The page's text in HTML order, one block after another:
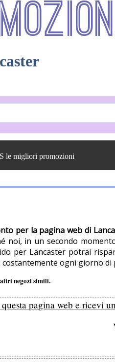
per la pagina web di
noi, in un secondo
per Lancaster potrai
costantemente ogni giorno di
le migliori promozioni
altri negozi simili.
pagina web e ricevi